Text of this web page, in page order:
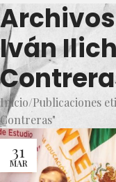
Iván
Inicio Publicaciones
Contreras"
31
MAR